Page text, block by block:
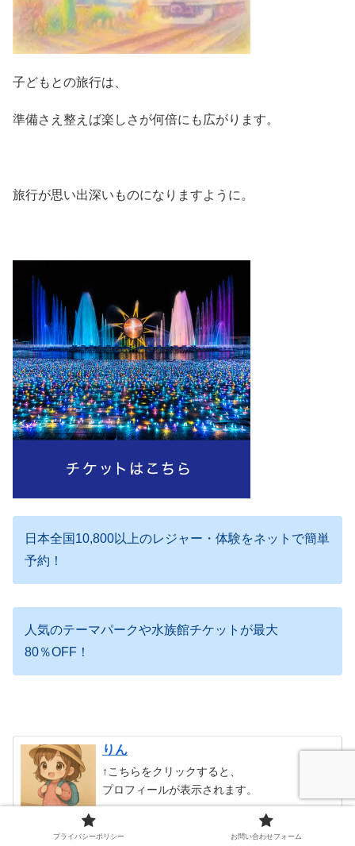
子どもとの旅行は、
準備さえ整えば楽しさが何倍にも広がります。
旅行が思い出深いものになりますように。
日本全国10,800以上のレジャー・体験をネットで簡単
予約！
人気のテーマパークや水族館チケットが最大
80％OFF！
りん
↑こちらをクリックすると、
プロフィールが表示されます。
プライバシーポリシー お問い合わせフォーム